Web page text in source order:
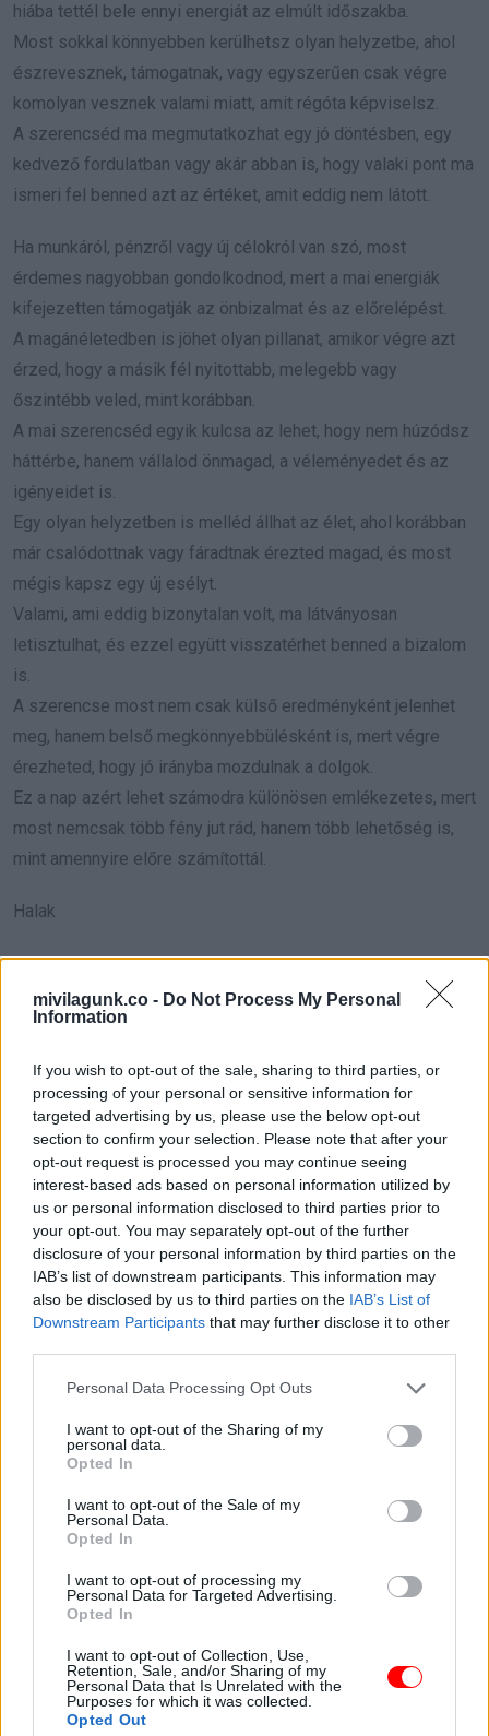
mivilagunk.co - Do Not Process My Personal
Information
If you wish to opt-out of the sale, sharing to third parties, or
processing of your personal or sensitive information for
targeted advertising by us, please use the below opt-out
section to confirm your selection. Please note that after your
opt-out request is processed you may continue seeing
interest-based ads based on personal information utilized by
us or personal information disclosed to third parties prior to
your opt-out. You may separately opt-out of the further
disclosure of your personal information by third parties on the
IAB’s list of downstream participants. This information may
also be disclosed by us to third parties on the IAB’s List of
Downstream Participants that may further disclose it to other
Please note that this website/app uses one or more Google
not limited to your visit or usage behaviour. You may click to
grant or deny consent to Google and its third-party tags to
use your data for below specified purposes in below Google
consent section.
Personal Data Processing Opt Outs
I want to opt-out of the Sharing of my
personal data.
Opted In
I want to opt-out of the Sale of my
Personal Data.
Opted In
I want to opt-out of processing my
Personal Data for Targeted Advertising.
Opted In
I want to opt-out of Collection, Use,
Retention, Sale, and/or Sharing of my
Personal Data that Is Unrelated with the
Purposes for which it was collected.
Opted Out
hiába tettél bele ennyi energiát az elmúlt időszakba.
Most sokkal könnyebben kerülhetsz olyan helyzetbe, ahol
észrevesznek, támogatnak, vagy egyszerűen csak végre
komolyan vesznek valami miatt, amit régóta képviselsz.
A szerencséd ma megmutatkozhat egy jó döntésben, egy
kedvező fordulatban vagy akár abban is, hogy valaki pont ma
ismeri fel benned azt az értéket, amit eddig nem látott.
Ha munkáról, pénzről vagy új célokról van szó, most
érdemes nagyobban gondolkodnod, mert a mai energiák
kifejezetten támogatják az önbizalmat és az előrelépést.
A magánéletedben is jöhet olyan pillanat, amikor végre azt
érzed, hogy a másik fél nyitottabb, melegebb vagy
őszintébb veled, mint korábban.
A mai szerencséd egyik kulcsa az lehet, hogy nem húzódsz
háttérbe, hanem vállalod önmagad, a véleményedet és az
igényeidet is.
Egy olyan helyzetben is melléd állhat az élet, ahol korábban
már csalódottnak vagy fáradtnak érezted magad, és most
mégis kapsz egy új esélyt.
Valami, ami eddig bizonytalan volt, ma látványosan
letisztulhat, és ezzel együtt visszatérhet benned a bizalom
is.
A szerencse most nem csak külső eredményként jelenhet
meg, hanem belső megkönnyebbülésként is, mert végre
érezheted, hogy jó irányba mozdulnak a dolgok.
Ez a nap azért lehet számodra különösen emlékezetes, mert
most nemcsak több fény jut rád, hanem több lehetőség is,
mint amennyire előre számítottál.
Halak
A mai nap számodra azért lehet szokatlanul szerencsés,
mert olyan finom, mégis erős fordulatokat hozhat, amelyek
mintha pontosan arra válaszolnának, amire legbelül már
Most különösen jól működhet az intuíciód, és szinte előre
megérezheted, kiben bízhatsz, merre érdemes menned, és
mit kell most végre elengedned.
A szerencséd ma abban is megmutatkozhat, hogy egy
látszólag apró esemény mögött sokkal nagyobb jelentőség
rejlik, mint amennyit elsőre sejtenél.
Lehet, hogy egy kedves gesztus, egy jó hír vagy egy váratlan
találkozás olyan reményt ad vissza, amit már kezdtél
elveszíteni.
A pénzügyeidben, munkában vagy a terveidben is jöhet ma
valamilyen enyhülés, ami segít újra hinni abban, hogy nincs
minden ellened.
A kapcsolatok terén különösen jó nap lehet ez számodra,
mert ma könnyebben alakulhat ki valódi meghittség,
megértés vagy békülés valakivel.
közelebb kerülhetsz hozzá, még akkor is, ha ez egyelőre
csak egy apró jel vagy nyitott ajtó formájában jelenik meg.
A szerencséd ma abból is fakadhat, hogy végre nem
kételkedsz annyit önmagadban, és emiatt sokkal tisztábban
tudsz ráérezni a jó irányra.